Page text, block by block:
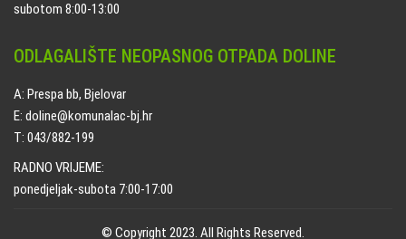
subotom 8:00-13:00
ODLAGALIŠTE NEOPASNOG OTPADA DOLINE
A: Prespa bb, Bjelovar
E: doline@komunalac-bj.hr
T: 043/882-199
RADNO VRIJEME:
ponedjeljak-subota 7:00-17:00
© Copyright 2023. All Rights Reserved.